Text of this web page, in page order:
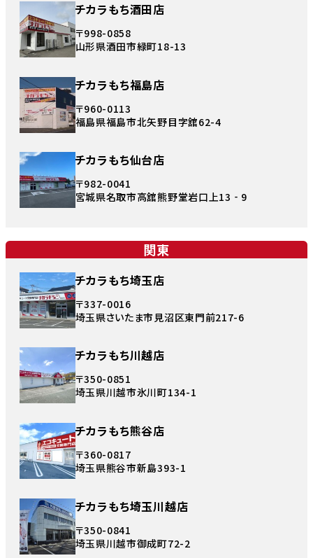
チカラもち酒田店
〒998-0858
山形県酒田市緑町18-13
チカラもち福島店
〒960-0113
福島県福島市北矢野目字舘62-4
チカラもち仙台店
〒982-0041
宮城県名取市高舘熊野堂岩口上13‐9
関東
チカラもち埼玉店
〒337-0016
埼玉県さいたま市見沼区東門前217-6
チカラもち川越店
〒350-0851
埼玉県川越市氷川町134-1
チカラもち熊谷店
〒360-0817
埼玉県熊谷市新島393-1
チカラもち埼玉川越店
〒350-0841
埼玉県川越市御成町72-2